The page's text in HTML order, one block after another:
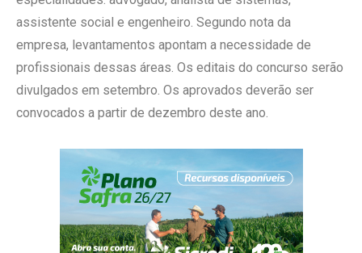
assistente social e engenheiro. Segundo nota da
empresa, levantamentos apontam a necessidade de
profissionais dessas áreas. Os editais do concurso serão
divulgados em setembro. Os aprovados deverão ser
convocados a partir de dezembro deste ano.